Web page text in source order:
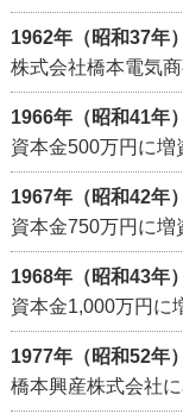
1962年（昭和37年
株式会社橋本電気
1966年（昭和41年
資本金500万円に増
1967年（昭和42年
資本金750万円に増
1968年（昭和43年
資本金1,000万円に
1977年（昭和52年
橋本興産株式会社